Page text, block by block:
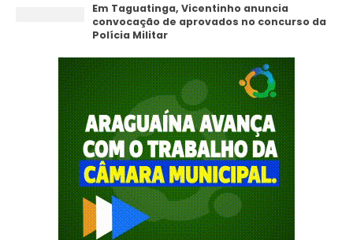
Em Taguatinga, Vicentinho anuncia
convocação de aprovados no concurso da
Polícia Militar